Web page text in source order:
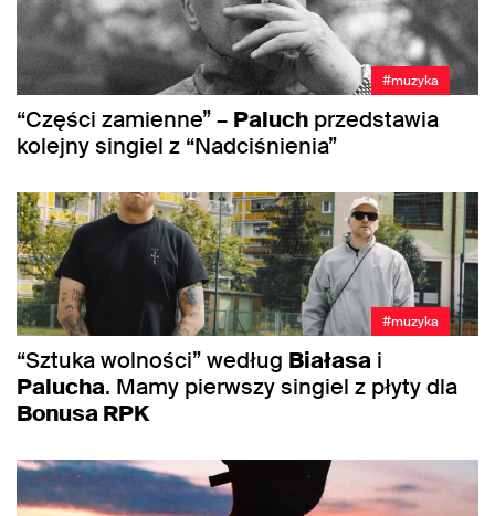
#muzyka
“Części zamienne” – Paluch przedstawia
kolejny singiel z “Nadciśnienia”
#muzyka
“Sztuka wolności” według Białasa i
Palucha. Mamy pierwszy singiel z płyty dla
Bonusa RPK